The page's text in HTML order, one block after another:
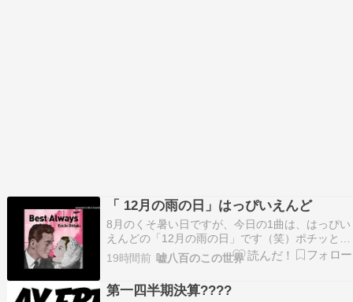
「 12月の雨の日」はっぴいえんど
8月のくそ暑い日ですが、今日の1曲は、はっぴい
えんどの「12月の雨の日」です（笑）ポチッと押
してもらえると、明日への活力となりますにほん
ブログ村千葉ロッテマリーンズランキング
19時間前 嘘八百のこの世界
第一四半期決算????